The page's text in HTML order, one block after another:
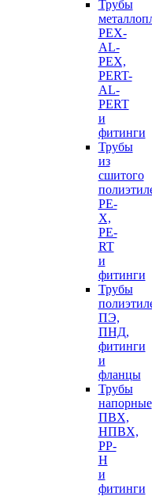
Трубы
PEX-
AL-
PEX,
PERT-
AL-
PERT
и
фитинги
Трубы
из
сшитого
PE-
X,
PE-
RT
и
фитинги
Трубы
ПЭ,
ПНД,
фитинги
и
фланцы
Трубы
напорные
ПВХ,
НПВХ,
PP-
H
и
фитинги